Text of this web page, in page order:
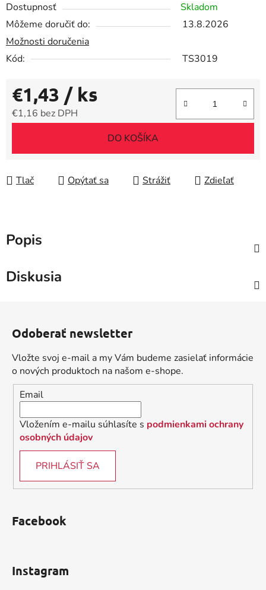
Dostupnosť
Skladom
Môžeme doručiť do:
13.8.2026
Možnosti doručenia
Kód:
TS3019
€1,43 / ks
€1,16 bez DPH
DO KOŠÍKA
Tlač Opýtať sa Strážiť Zdieľať
Popis
Diskusia
Odoberať newsletter
Vložte svoj e-mail a my Vám budeme zasielať informácie
o nových produktoch na našom e-shope.
Email
Vložením e-mailu súhlasíte s podmienkami ochrany
osobných údajov
PRIHLÁSIŤ SA
Facebook
Instagram